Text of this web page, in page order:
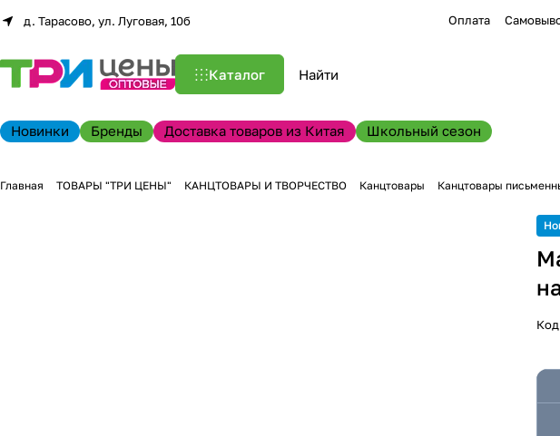
д. Тарасово, ул. Луговая, 10б Оплата
Каталог
Новинки Бренды Доставка товаров из Китая Школьный сезон
Главная ТОВАРЫ "ТРИ ЦЕНЫ" КАНЦТОВАРЫ И ТВОРЧЕСТВО Канцтовары Канцтовары